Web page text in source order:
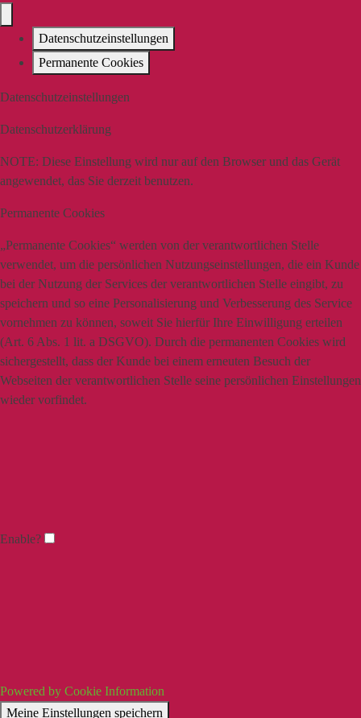
Datenschutzeinstellungen
Permanente Cookies
Datenschutzeinstellungen
Datenschutzerklärung
NOTE: Diese Einstellung wird nur auf den Browser und das Gerät
angewendet, das Sie derzeit benutzen.
Permanente Cookies
„Permanente Cookies“ werden von der verantwortlichen Stelle
verwendet, um die persönlichen Nutzungseinstellungen, die ein Kunde
bei der Nutzung der Services der verantwortlichen Stelle eingibt, zu
speichern und so eine Personalisierung und Verbesserung des Service
vornehmen zu können, soweit Sie hierfür Ihre Einwilligung erteilen
(Art. 6 Abs. 1 lit. a DSGVO). Durch die permanenten Cookies wird
sichergestellt, dass der Kunde bei einem erneuten Besuch der
Webseiten der verantwortlichen Stelle seine persönlichen Einstellungen
wieder vorfindet.
Enable?
Powered by Cookie Information
Meine Einstellungen speichern